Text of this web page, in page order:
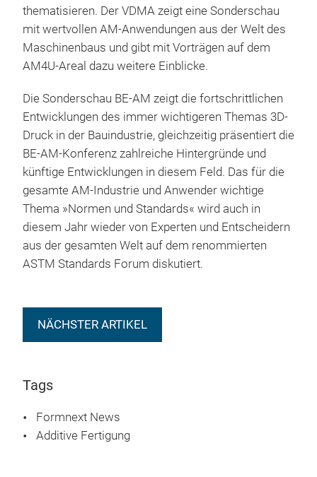
thematisieren. Der VDMA zeigt eine Sonderschau
mit wertvollen AM-Anwendungen aus der Welt des
Maschinenbaus und gibt mit Vorträgen auf dem
AM4U-Areal dazu weitere Einblicke.
Die Sonderschau BE-AM zeigt die fortschrittlichen
Entwicklungen des immer wichtigeren Themas 3D-
Druck in der Bauindustrie, gleichzeitig präsentiert die
BE-AM-Konferenz zahlreiche Hintergründe und
künftige Entwicklungen in diesem Feld. Das für die
gesamte AM-Industrie und Anwender wichtige
Thema »Normen und Standards« wird auch in
diesem Jahr wieder von Experten und Entscheidern
aus der gesamten Welt auf dem renommierten
ASTM Standards Forum diskutiert.
NÄCHSTER ARTIKEL
Tags
Formnext News
Additive Fertigung